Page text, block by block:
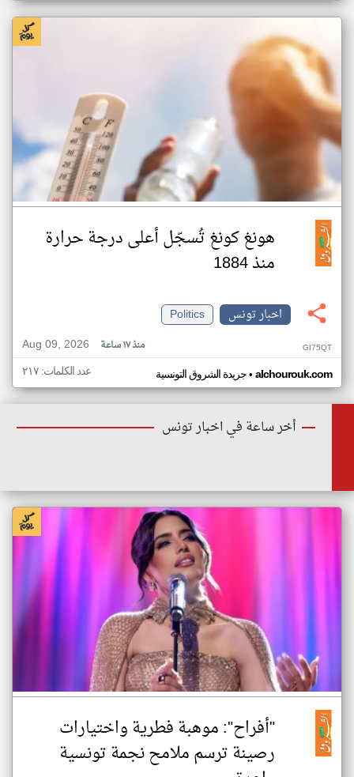
هونغ كونغ تُسجّل أعلى درجة حرارة
منذ 1884
اخبار تونس
Politics
Aug 09, 2026
منذ ١٧ ساعة GI75QT
جريدة الشروق التونسية• alchourouk.com عدد الكلمات: ٢١٧
أخر ساعة في اخبار تونس
"أفراح": موهبة فطرية واختيارات
رصينة ترسم ملامح نجمة تونسية